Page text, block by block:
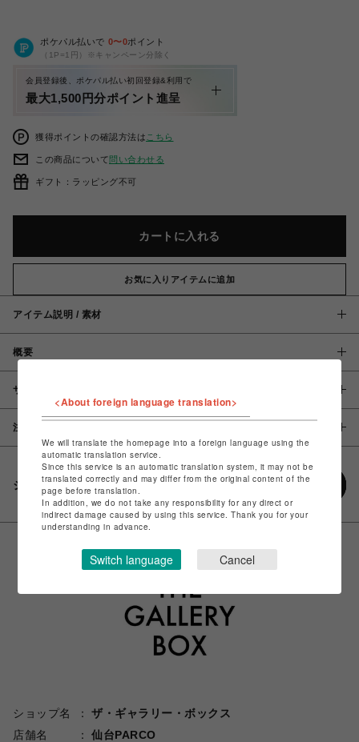
ポケパル払いで 0〜0ポイント
（1P=1円）※キャンペーン分除く
会員登録後、ポケパル払い初回登録&利用で
最大1,500円分ポイント進呈
獲得ポイントの確認方法は こちら
この商品について問い合わせる
ギフト：ラッピング不可
カートに入れる
お気に入りアイテムに追加
アイテム説明 / 素材
概要
サイズ
注意事項
シェアする
ショップ名
ザ・ギャラリー・ボックス
店舗名
仙台PARCO
<About foreign language translation>
We will translate the homepage into a foreign language using the
automatic translation service.
Since this service is an automatic translation system, it may not be
translated correctly and may differ from the original content of the
page before translation.
In addition, we do not take any responsibility for any direct or
indirect damage caused by using this service. Thank you for your
understanding in advance.
Switch language Cancel